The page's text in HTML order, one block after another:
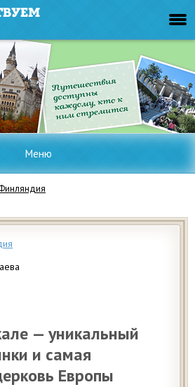
Меню
— уникальный
и самая
Европы